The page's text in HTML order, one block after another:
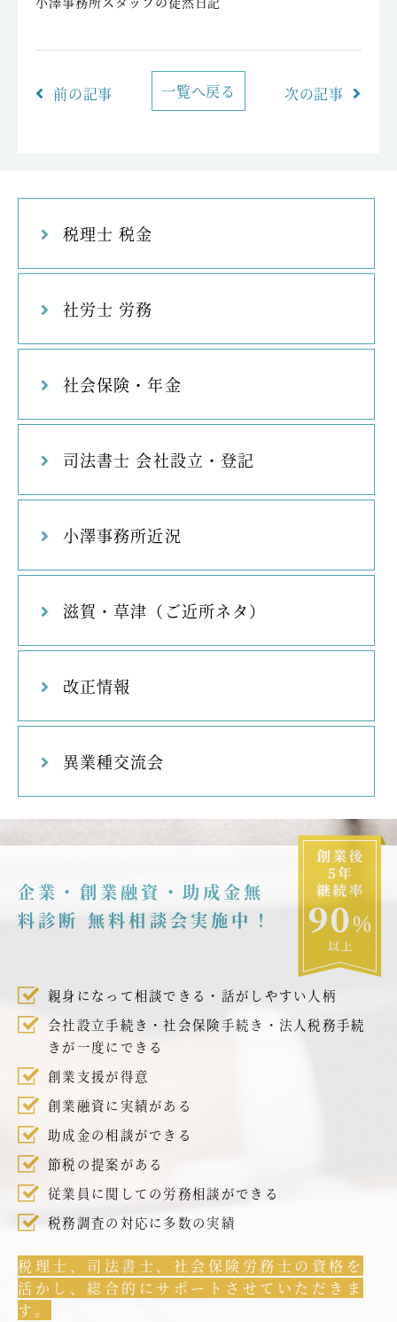
税理士 税金
社労士 労務
社会保険・年金
司法書士 会社設立・登記
小澤事務所近況
滋賀・草津（ご近所ネタ）
改正情報
異業種交流会
前の記事 一覧へ戻る 次の記事
企業・創業融資・助成金無
料診断 無料相談会実施中！
親身になって相談できる・話がしやすい人柄
会社設立手続き・社会保険手続き・法人税務手続
きが一度にできる
創業支援が得意
創業融資に実績がある
助成金の相談ができる
節税の提案がある
従業員に関しての労務相談ができる
税務調査の対応に多数の実績
税理士、司法書士、社会保険労務士の資格を
活かし、総合的にサポートさせていただきま
す。